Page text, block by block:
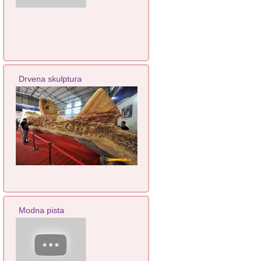
Drvena skulptura
Modna pista